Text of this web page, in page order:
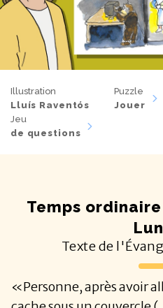
Illustration
Lluís Raventós
Puzzle
Jouer
Jeu
de questions
Temps
Texte de
«Personne, après avoir